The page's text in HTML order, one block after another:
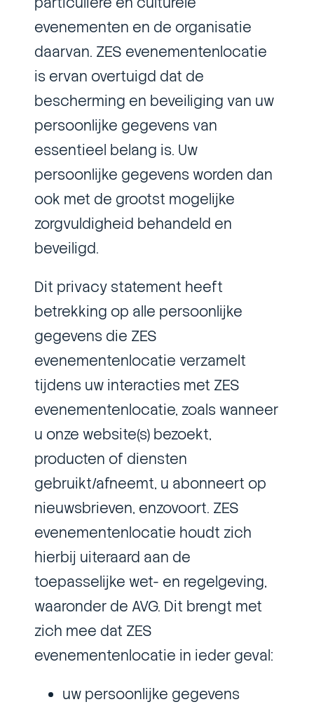
evenementen en de organisatie
daarvan. ZES evenementenlocatie
is ervan overtuigd dat de
bescherming en beveiliging van uw
persoonlijke gegevens van
essentieel belang is. Uw
persoonlijke gegevens worden dan
ook met de grootst mogelijke
zorgvuldigheid behandeld en
beveiligd.
Dit privacy statement heeft
betrekking op alle persoonlijke
gegevens die ZES
evenementenlocatie verzamelt
tijdens uw interacties met ZES
evenementenlocatie, zoals wanneer
u onze website(s) bezoekt,
producten of diensten
gebruikt/afneemt, u abonneert op
nieuwsbrieven, enzovoort. ZES
evenementenlocatie houdt zich
hierbij uiteraard aan de
toepasselijke wet- en regelgeving,
waaronder de AVG. Dit brengt met
zich mee dat ZES
evenementenlocatie in ieder geval:
uw persoonlijke gegevens